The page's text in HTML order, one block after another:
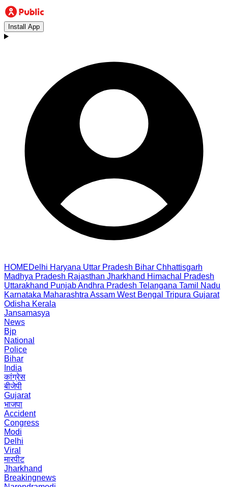
Install App
HOMEDelhi Haryana Uttar Pradesh Bihar Chhattisgarh
Madhya Pradesh Rajasthan Jharkhand Himachal Pradesh
Uttarakhand PunjabAndhra Pradesh Telangana Tamil Nadu
Karnataka Maharashtra Assam West Bengal Tripura Gujarat
Odisha Kerala
Jansamasya
News
Bjp
National
Police
Bihar
India
कांग्रेस
बीजेपी
Gujarat
भाजपा
Accident
Congress
Modi
Delhi
Viral
मारपीट
Jharkhand
Breakingnews